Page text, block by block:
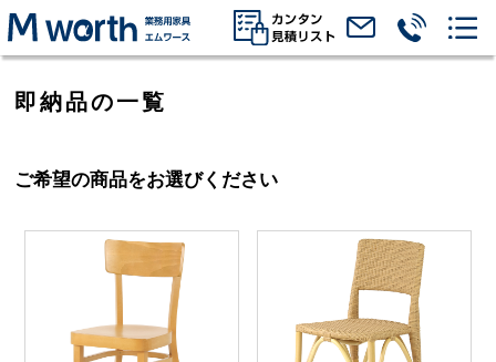
即納品の一覧
ご希望の商品をお選びください